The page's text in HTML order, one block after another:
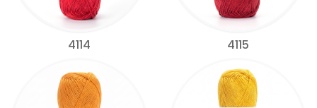
4114 4115